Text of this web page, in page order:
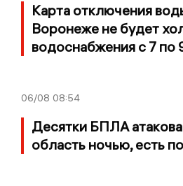
Карта отключения
Воронеже не будет
водоснабжения с 7 по
06/08 08:54
Десятки БПЛА
область ночью, есть